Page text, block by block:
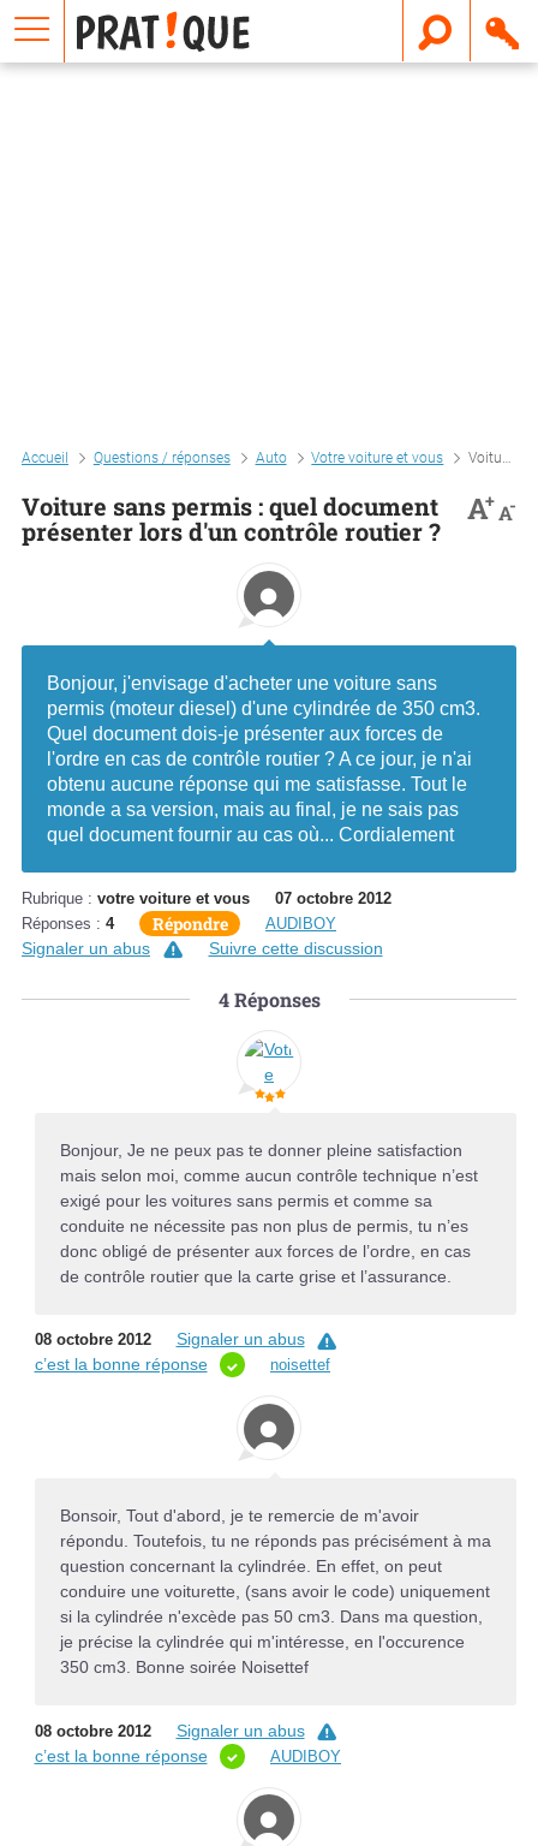
Accueil Questions / réponses Auto Votre voiture et vous Voiture sans permis : quel document présenter lors d'un contrôle routier ?
Voiture sans permis : quel document
présenter lors d'un contrôle routier ?
A+A-
Bonjour, j'envisage d'acheter une voiture sans
permis (moteur diesel) d'une cylindrée de 350 cm3.
Quel document dois-je présenter aux forces de
l'ordre en cas de contrôle routier ? A ce jour, je n'ai
obtenu aucune réponse qui me satisfasse. Tout le
monde a sa version, mais au final, je ne sais pas
quel document fournir au cas où... Cordialement
Rubrique : votre voiture et vous
07 octobre 2012
Réponses : 4 Répondre AUDIBOY
Signaler un abus Suivre cette discussion
4Réponses
Bonjour, Je ne peux pas te donner pleine satisfaction
mais selon moi, comme aucun contrôle technique n’est
exigé pour les voitures sans permis et comme sa
conduite ne nécessite pas non plus de permis, tu n’es
donc obligé de présenter aux forces de l’ordre, en cas
de contrôle routier que la carte grise et l’assurance.
08 octobre 2012
Signaler un abus
c’est la bonne réponse
noisettef
Bonsoir, Tout d'abord, je te remercie de m'avoir
répondu. Toutefois, tu ne réponds pas précisément à ma
question concernant la cylindrée. En effet, on peut
conduire une voiturette, (sans avoir le code) uniquement
si la cylindrée n'excède pas 50 cm3. Dans ma question,
je précise la cylindrée qui m'intéresse, en l'occurence
350 cm3. Bonne soirée Noisettef
08 octobre 2012
Signaler un abus
c’est la bonne réponse
AUDIBOY
E
m
a